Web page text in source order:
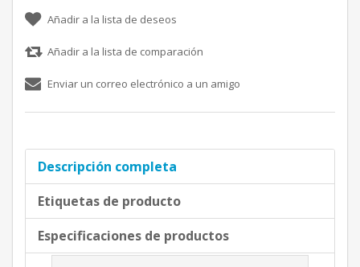
Añadir a la lista de deseos
Añadir a la lista de comparación
Enviar un correo electrónico a un amigo
Descripción completa
Etiquetas de producto
Especificaciones de productos